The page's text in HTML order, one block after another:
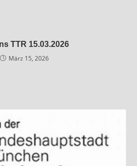
TTR 15.03.2026
März 15, 2026